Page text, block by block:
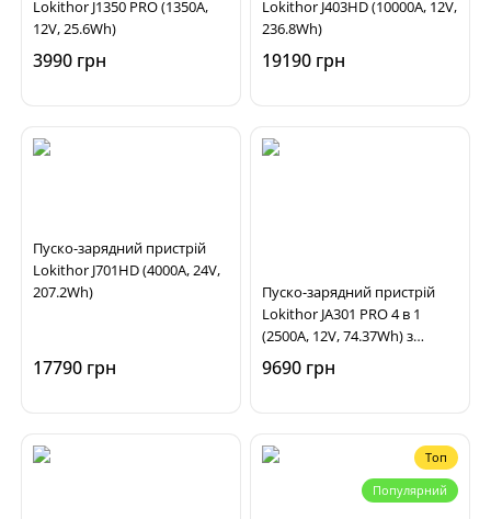
Lokithor J1350 PRO (1350A,
12V, 25.6Wh)
3990 грн
Lokithor J403HD (10000A, 12V,
236.8Wh)
19190 грн
Пуско-зарядний пристрій
Lokithor J701HD (4000A, 24V,
207.2Wh)
17790 грн
Пуско-зарядний пристрій
Lokithor JA301 PRO 4 в 1
(2500A, 12V, 74.37Wh) з
функцією компресора
9690 грн
Топ
Популярний